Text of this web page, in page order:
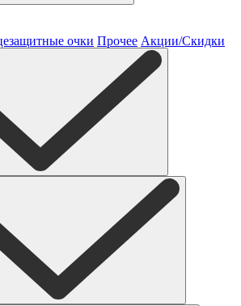
очки Прочее Акции/Скидки